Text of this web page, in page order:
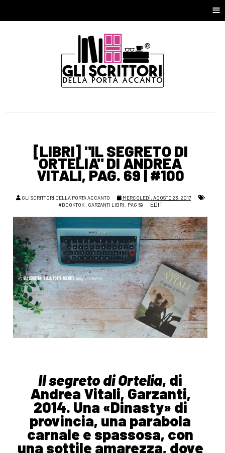
≡
[LIBRI] "IL SEGRETO DI
ORTELIA" DI ANDREA
VITALI, PAG. 69 | #100
GLI SCRITTORI DELLA PORTA ACCANTO
MERCOLEDÌ, AGOSTO 23, 2017
#BOOKTOK, GARZANTI LIBRI , PAG 69 EDIT
Il segreto di Ortelia, di
Andrea Vitali, Garzanti,
2014. Una «Dinasty» di
provincia, una parabola
carnale e spassosa, con
una sottile amarezza, dove